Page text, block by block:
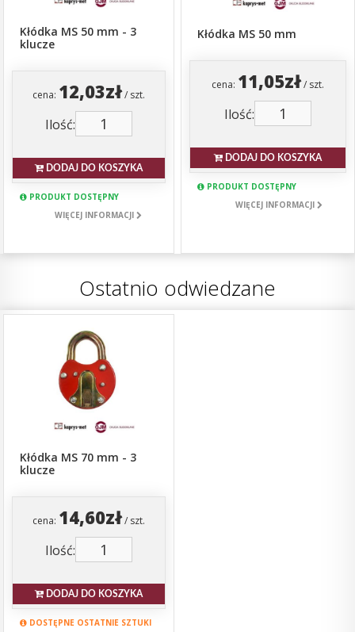
Kłódka MS 50 mm - 3
klucze
cena: 12,03zł/ szt.
Ilość:
DODAJ DO KOSZYKA
PRODUKT DOSTĘPNY
WIĘCEJ INFORMACJI
Kłódka MS 50 mm
cena: 11,05zł/ szt.
Ilość:
DODAJ DO KOSZYKA
PRODUKT DOSTĘPNY
WIĘCEJ INFORMACJI
Ostatnio odwiedzane
Kłódka MS 70 mm - 3
klucze
cena: 14,60zł/ szt.
Ilość:
DODAJ DO KOSZYKA
DOSTĘPNE OSTATNIE SZTUKI